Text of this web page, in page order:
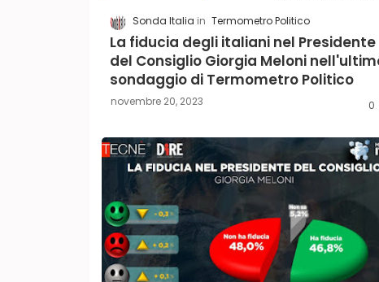
Sonda Italia Termometro Politico
La fiducia degli italiani nel Presidente
del Consiglio Giorgia Meloni
sondaggio di Termometro Politico
novembre 20, 2023 0